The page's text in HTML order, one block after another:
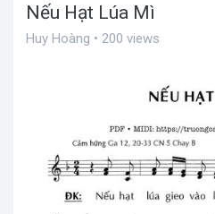
Nếu Hạt Lúa Mì
Huy Hoàng • 200 views